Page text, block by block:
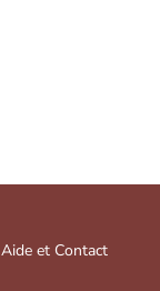
Aide et Contact